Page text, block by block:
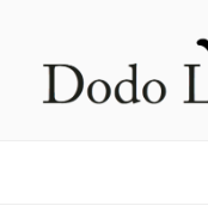
indhold